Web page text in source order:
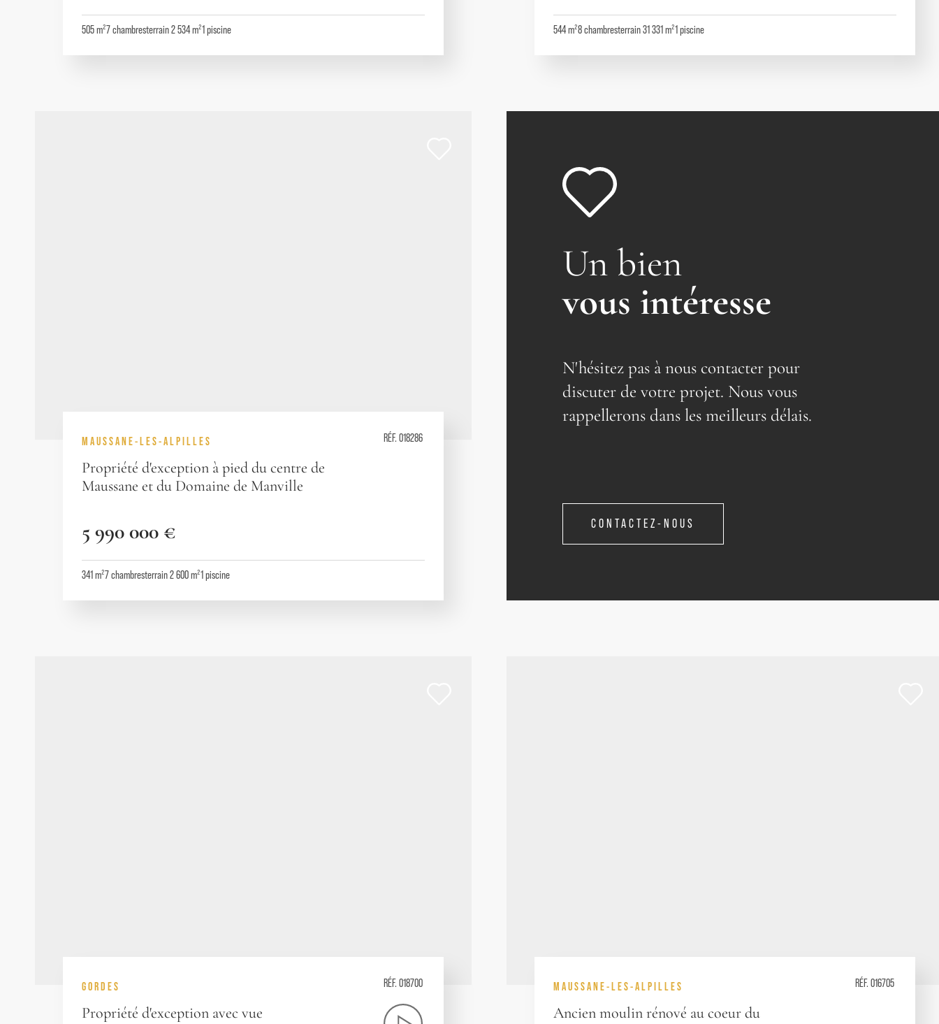
505 m²7chambresterrain 2 534 m²1piscine 544 m²8chambresterrain 31 331 m²1piscine
MAUSSANE-LES-ALPILLES
Propriété d'exception à pied du centre de
Maussane et du Domaine de Manville
5 990 000 €
RÉF. 018286
341 m²7chambresterrain 2 600 m²1piscine
Un bien
vous intéresse
N'hésitez pas à nous contacter pour
discuter de votre projet. Nous vous
rappellerons dans les meilleurs délais.
CONTACTEZ-NOUS
GORDES
Propriété d'exception avec vue
RÉF. 018700 MAUSSANE-LES-ALPILLES
Ancien moulin rénové au coeur du
RÉF. 016705